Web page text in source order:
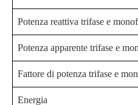
Potenza reattiva trifase e
Potenza apparente trifase e
Fattore di potenza trifase e
Energia